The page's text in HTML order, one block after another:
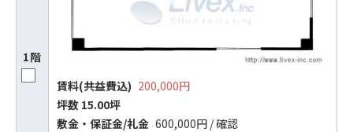
1階
賃料(共益費込) 200,000円
坪数 15.00坪
敷⾦‧保証⾦/礼⾦ 600,000円 / 確認
ビルコード： 172272